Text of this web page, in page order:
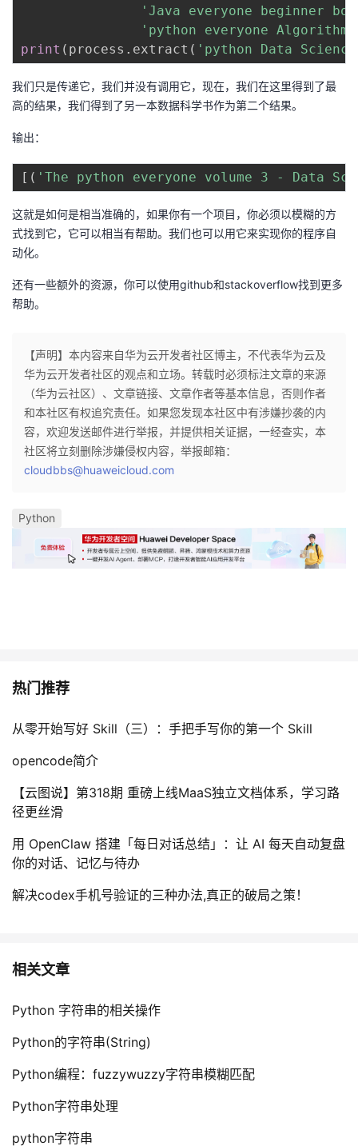
'Java everyone beginner
'python everyone
print ( process . extract ( 'python Data
我们只是传递它，我们并没有调用它，现在，我们在这里得到了最
高的结果，我们得到了另一本数据科学书作为第二个结果。
输出：
[ ( 'The python everyone volume 3 - Data
这就是如何是相当准确的，如果你有一个项目，你必须以模糊的方
式找到它，它可以相当有帮助。我们也可以用它来实现你的程序自
动化。
还有一些额外的资源，你可以使用github和stackoverflow找到更多
帮助。
【声明】本内容来自华为云开发者社区博主，不代表华为云及
华为云开发者社区的观点和立场。转载时必须标注文章的来源
（华为云社区）、文章链接、文章作者等基本信息，否则作者
和本社区有权追究责任。如果您发现本社区中有涉嫌抄袭的内
容，欢迎发送邮件进行举报，并提供相关证据，一经查实，本
社区将立刻删除涉嫌侵权内容，举报邮箱：
cloudbbs@huaweicloud.com
Python
热门推荐
从零开始写好 Skill（三）：手把手写你的第一个 Skill
opencode简介
【云图说】第318期 重磅上线MaaS独立文档体系，学习路
径更丝滑
用 OpenClaw 搭建「每日对话总结」：让 AI 每天自动复盘
你的对话、记忆与待办
解决codex手机号验证的三种办法,真正的破局之策！
相关文章
Python 字符串的相关操作
Python的字符串(String)
Python编程：fuzzywuzzy字符串模糊匹配
Python字符串处理
python字符串